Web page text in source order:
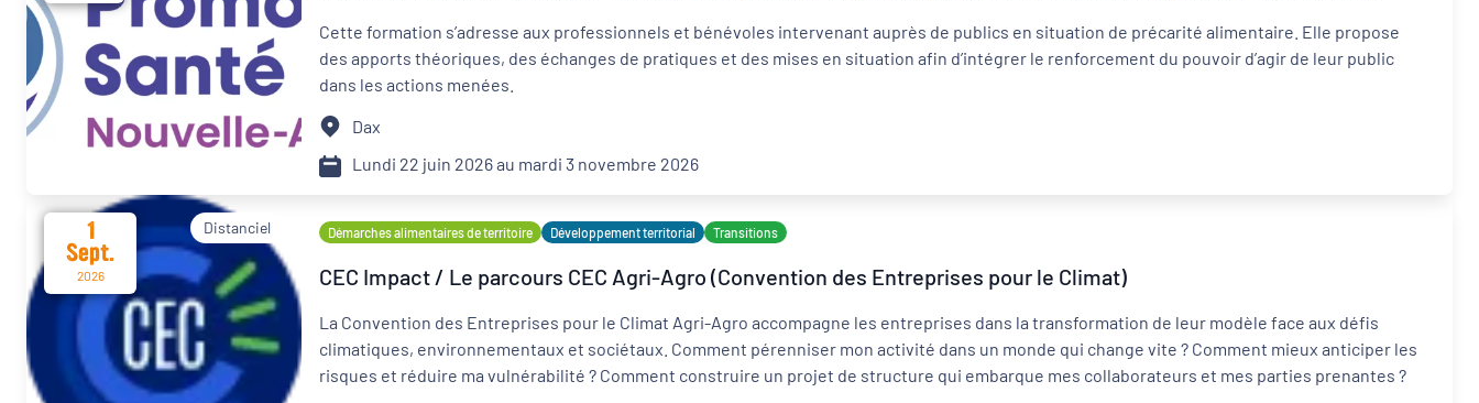
Politique de la ville
Revitalisation des centres-bourgs et centres-
villes
Dynamiques territoriales pour l’emploi
Départements
Format de l'événement
Cette formation s’adresse aux professionnels et bénévoles intervenant auprès de publics en situation de précarité alimentaire. Elle propose
des apports théoriques, des échanges de pratiques et des mises en situation afin d’intégrer le renforcement du pouvoir d’agir de leur public
dans les actions menées.
Dax
Lundi 22 juin 2026 au mardi 3 novembre 2026
1
Sept.
2026
Distanciel Démarches alimentaires de territoire Développement territorial Transitions
CEC Impact / Le parcours CEC Agri-Agro (Convention des Entreprises pour le Climat)
La Convention des Entreprises pour le Climat Agri-Agro accompagne les entreprises dans la transformation de leur modèle face aux défis
climatiques, environnementaux et sociétaux. Comment pérenniser mon activité dans un monde qui change vite ? Comment mieux anticiper les
risques et réduire ma vulnérabilité ? Comment construire un projet de structure qui embarque mes collaborateurs et mes parties prenantes ?